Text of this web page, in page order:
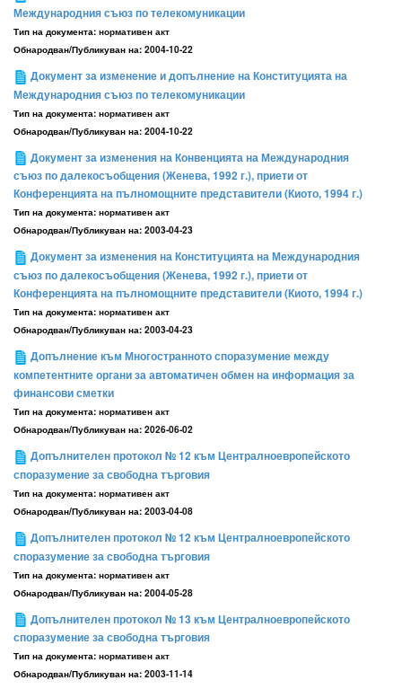
Международния съюз по телекомуникации
Тип на документа: нормативен акт
Обнародван/Публикуван на: 2004-10-22
Документ за изменение и допълнение на Конституцията на
Международния съюз по телекомуникации
Тип на документа: нормативен акт
Обнародван/Публикуван на: 2004-10-22
Документ за изменения на Конвенцията на Международния
съюз по далекосъобщения (Женева, 1992 г.), приети от
Конференцията на пълномощните представители (Киото, 1994 г.)
Тип на документа: нормативен акт
Обнародван/Публикуван на: 2003-04-23
Документ за изменения на Конституцията на Международния
съюз по далекосъобщения (Женева, 1992 г.), приети от
Конференцията на пълномощните представители (Киото, 1994 г.)
Тип на документа: нормативен акт
Обнародван/Публикуван на: 2003-04-23
Допълнение към Многостранното споразумение между
компетентните органи за автоматичен обмен на информация за
финансови сметки
Тип на документа: нормативен акт
Обнародван/Публикуван на: 2026-06-02
Допълнителен протокол № 12 към Централноевропейското
споразумение за свободна търговия
Тип на документа: нормативен акт
Обнародван/Публикуван на: 2003-04-08
Допълнителен протокол № 12 към Централноевропейското
споразумение за свободна търговия
Тип на документа: нормативен акт
Обнародван/Публикуван на: 2004-05-28
Допълнителен протокол № 13 към Централноевропейското
споразумение за свободна търговия
Тип на документа: нормативен акт
Обнародван/Публикуван на: 2003-11-14